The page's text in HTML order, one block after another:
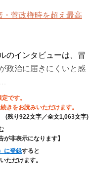
菅政権時を超え最高
のインタビューは、冒
政治に届きにくいと感
です。
きをお読みいただけます。
(残り922文字／全文1,063文字)
が非表示になります】
に登録すると
ただけます。